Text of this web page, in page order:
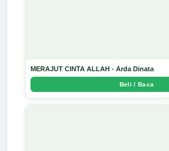
MERAJUT CINTA ALLAH - Arda Dinata
Beli / Baca